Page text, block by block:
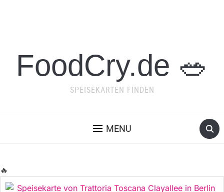
FoodCry.de 🥗
SPEISEKARTEN FINDEN
MENU
🔥